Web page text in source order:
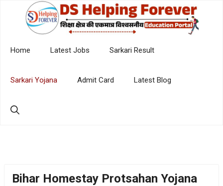
Home Latest Jobs Sarkari Result
Sarkari Yojana Admit Card Latest Blog
Bihar Homestay Protsahan Yojana